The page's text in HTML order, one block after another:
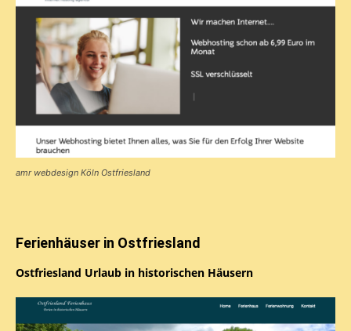
amr webdesign Köln Ostfriesland
Ferienhäuser in Ostfriesland
Ostfriesland Urlaub in historischen Häusern